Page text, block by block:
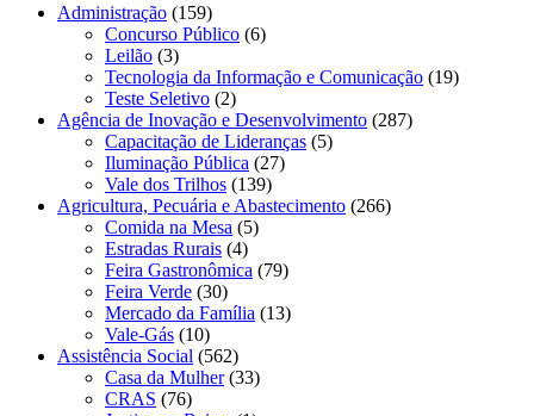
Administração (159)
Concurso Público (6)
Leilão (3)
Tecnologia da Informação e Comunicação (19)
Teste Seletivo (2)
Agência de Inovação e Desenvolvimento (287)
Capacitação de Lideranças (5)
Iluminação Pública (27)
Vale dos Trilhos (139)
Agricultura, Pecuária e Abastecimento (266)
Comida na Mesa (5)
Estradas Rurais (4)
Feira Gastronômica (79)
Feira Verde (30)
Mercado da Família (13)
Vale-Gás (10)
Assistência Social (562)
Casa da Mulher(33)
CRAS (76)